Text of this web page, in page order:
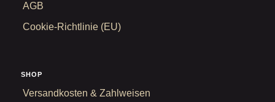
AGB
Cookie-Richtlinie (EU)
SHOP
Versandkosten & Zahlweisen